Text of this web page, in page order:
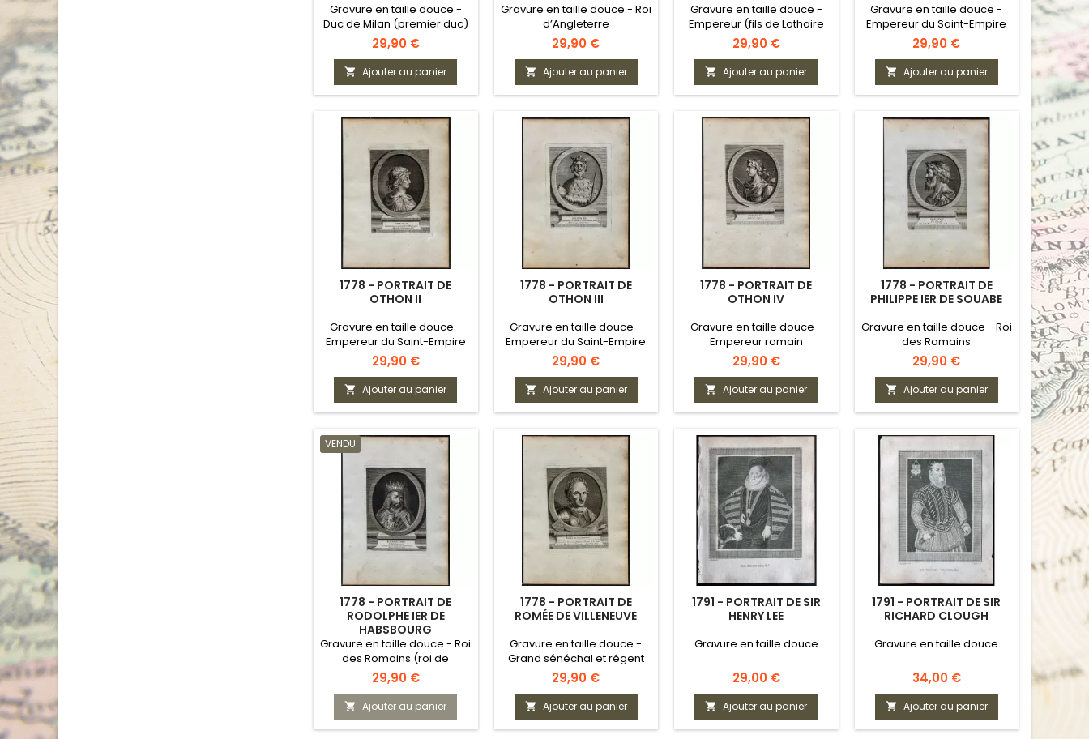
Gravure en taille douce -
Duc de Milan (premier duc)
Prix
29,90 €
 Ajouter au panier
Gravure en taille douce - Roi
d’Angleterre
Prix
29,90 €
 Ajouter au panier
Gravure en taille douce -
Empereur (fils de Lothaire
Ier)
Prix
29,90 €
 Ajouter au panier
Gravure en taille douce -
Empereur du Saint-Empire
Prix
29,90 €
 Ajouter au panier
1778 - PORTRAIT DE
OTHON II
Gravure en taille douce -
Empereur du Saint-Empire
Prix
29,90 €
 Ajouter au panier
1778 - PORTRAIT DE
OTHON III
Gravure en taille douce -
Empereur du Saint-Empire
Prix
29,90 €
 Ajouter au panier
1778 - PORTRAIT DE
OTHON IV
Gravure en taille douce -
Empereur romain
germanique
Prix
29,90 €
 Ajouter au panier
1778 - PORTRAIT DE
PHILIPPE IER DE SOUABE
Gravure en taille douce - Roi
des Romains
(Hohenstaufen)
Prix
29,90 €
 Ajouter au panier
VENDU
1778 - PORTRAIT DE
RODOLPHE IER DE
HABSBOURG
Gravure en taille douce - Roi
des Romains (roi de
Germanie)
Prix
29,90 €
 Ajouter au panier
1778 - PORTRAIT DE
ROMÉE DE VILLENEUVE
Gravure en taille douce -
Grand sénéchal et régent
de Provence
Prix
29,90 €
 Ajouter au panier
1791 - PORTRAIT DE SIR
HENRY LEE
Gravure en taille douce
Prix
29,00 €
 Ajouter au panier
1791 - PORTRAIT DE SIR
RICHARD CLOUGH
Gravure en taille douce
Prix
34,00 €
 Ajouter au panier